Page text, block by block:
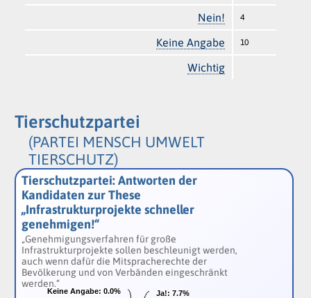
Nein! 4
Keine Angabe 10
Wichtig
Tierschutzpartei
(PARTEI MENSCH UMWELT
TIERSCHUTZ)
Ja!: 7.7%
Ja!: 7.7%
Keine Angabe: 0.0%
Keine Angabe: 0.0%
Tierschutzpartei: Antworten der
Kandidaten zur These
„Infrastrukturprojekte schneller
genehmigen!“
„Genehmigungsverfahren für große
Infrastrukturprojekte sollen beschleunigt werden,
auch wenn dafür die Mitspracherechte der
Bevölkerung und von Verbänden eingeschränkt
werden.“